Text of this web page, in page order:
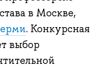
в Москве,
. Конкурсная
выбор